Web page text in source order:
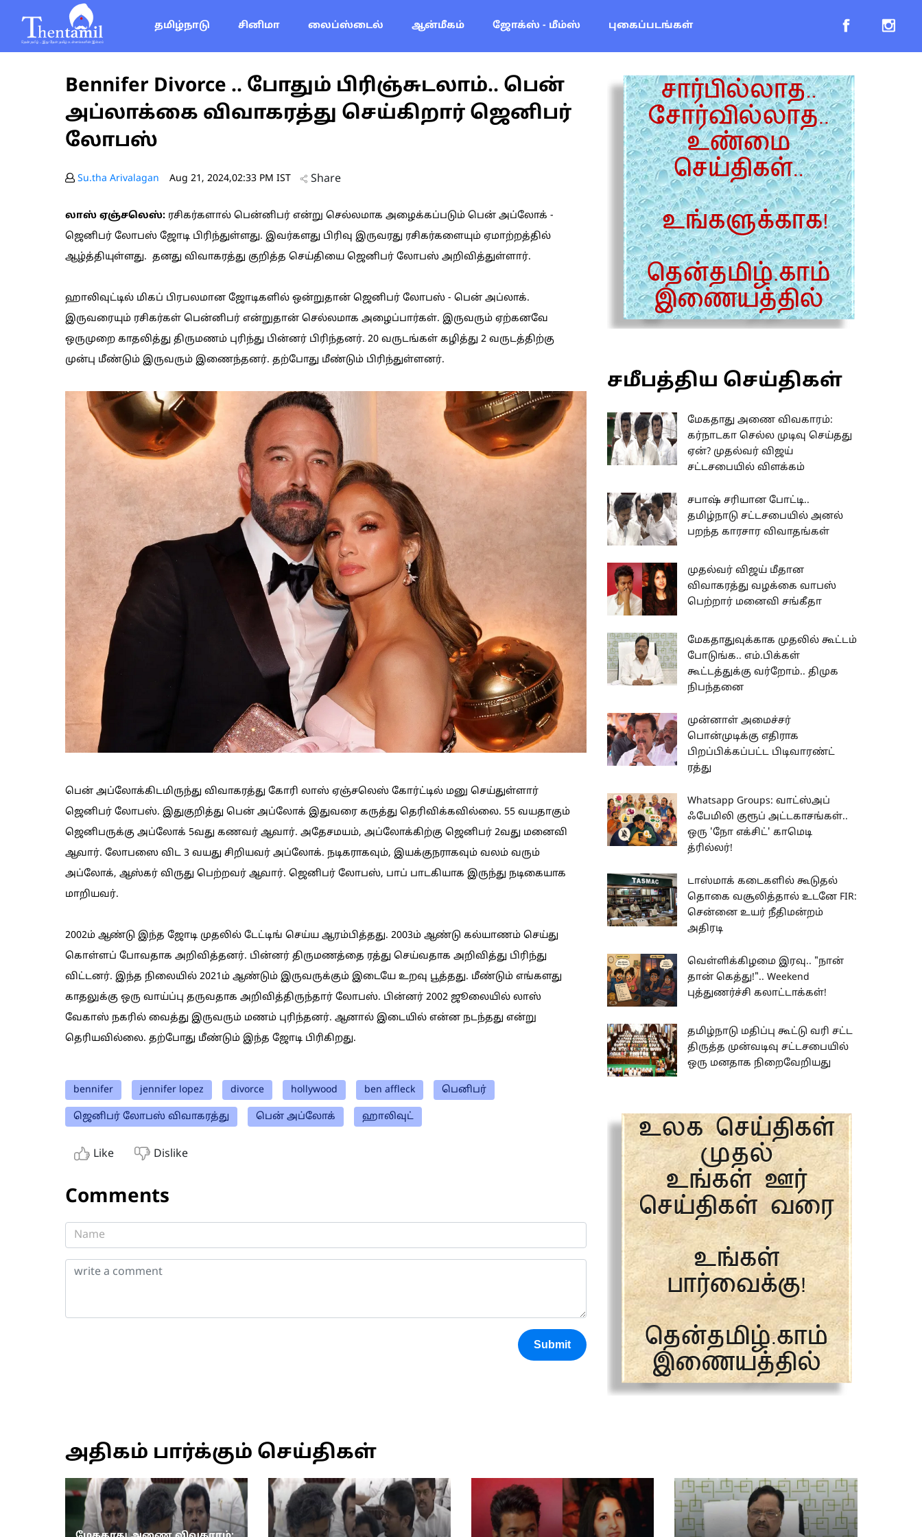
தமிழ்நாடு சினிமா லைப்ஸ்டைல் ஆன்மீகம் ஜோக்ஸ் - மீம்ஸ் புகைப்படங்கள்
Bennifer Divorce .. போதும் பிரிஞ்சுடலாம்.. பென்
அப்லாக்கை விவாகரத்து செய்கிறார் ஜெனிபர்
லோபஸ்
Su.tha Arivalagan Aug 21, 2024,02:33 PM IST Share
லாஸ் ஏஞ்சலெஸ்: ரசிகர்களால் பென்னிபர் என்று செல்லமாக அழைக்கப்படும் பென் அப்லோக் -
ஜெனிபர் லோபஸ் ஜோடி பிரிந்துள்ளது. இவர்களது பிரிவு இருவரது ரசிகர்களையும் ஏமாற்றத்தில்
ஆழ்த்தியுள்ளது. தனது விவாகரத்து குறித்த செய்தியை ஜெனிபர் லோபஸ் அறிவித்துள்ளார்.
ஹாலிவுட்டில் மிகப் பிரபலமான ஜோடிகளில் ஒன்றுதான் ஜெனிபர் லோபஸ் - பென் அப்லாக்.
இருவரையும் ரசிகர்கள் பென்னிபர் என்றுதான் செல்லமாக அழைப்பார்கள். இருவரும் ஏற்கனவே
ஒருமுறை காதலித்து திருமணம் புரிந்து பின்னர் பிரிந்தனர். 20 வருடங்கள் கழித்து 2 வருடத்திற்கு
முன்பு மீண்டும் இருவரும் இணைந்தனர். தற்போது மீண்டும் பிரிந்துள்ளனர்.
பென் அப்லோக்கிடமிருந்து விவாகரத்து கோரி லாஸ் ஏஞ்சலெஸ் கோர்ட்டில் மனு செய்துள்ளார்
ஜெனிபர் லோபஸ். இதுகுறித்து பென் அப்லோக் இதுவரை கருத்து தெரிவிக்கவில்லை. 55 வயதாகும்
ஜெனிபருக்கு அப்லோக் 5வது கணவர் ஆவார். அதேசமயம், அப்லோக்கிற்கு ஜெனிபர் 2வது மனைவி
ஆவார். லோபஸை விட 3 வயது சிறியவர் அப்லோக். நடிகராகவும், இயக்குநராகவும் வலம் வரும்
அப்லோக், ஆஸ்கர் விருது பெற்றவர் ஆவார். ஜெனிபர் லோபஸ், பாப் பாடகியாக இருந்து நடிகையாக
மாறியவர்.
2002ம் ஆண்டு இந்த ஜோடி முதலில் டேட்டிங் செய்ய ஆரம்பித்தது. 2003ம் ஆண்டு கல்யாணம் செய்து
கொள்ளப் போவதாக அறிவித்தனர். பின்னர் திருமணத்தை ரத்து செய்வதாக அறிவித்து பிரிந்து
விட்டனர். இந்த நிலையில் 2021ம் ஆண்டும் இருவருக்கும் இடையே உறவு பூத்தது. மீண்டும் எங்களது
காதலுக்கு ஒரு வாய்ப்பு தருவதாக அறிவித்திருந்தார் லோபஸ். பின்னர் 2002 ஜூலையில் லாஸ்
வேகாஸ் நகரில் வைத்து இருவரும் மணம் புரிந்தனர். ஆனால் இடையில் என்ன நடந்தது என்று
தெரியவில்லை. தற்போது மீண்டும் இந்த ஜோடி பிரிகிறது.
bennifer jennifer lopez divorce hollywood ben affleck பெனிபர்
ஜெனிபர் லோபஸ் விவாகரத்து பென் அப்லோக் ஹாலிவுட்
Like Dislike
Comments
Submit
சமீபத்திய செய்திகள்
மேகதாது அணை விவகாரம்:
கர்நாடகா செல்ல முடிவு செய்தது
ஏன்? முதல்வர் விஜய்
சட்டசபையில் விளக்கம்
சபாஷ் சரியான போட்டி..
தமிழ்நாடு சட்டசபையில் அனல்
பறந்த காரசார விவாதங்கள்
முதல்வர் விஜய் மீதான
விவாகரத்து வழக்கை வாபஸ்
பெற்றார் மனைவி சங்கீதா
மேகதாதுவுக்காக முதலில் கூட்டம்
போடுங்க.. எம்.பிக்கள்
கூட்டத்துக்கு வர்றோம்.. திமுக
நிபந்தனை
முன்னாள் அமைச்சர்
பொன்முடிக்கு எதிராக
பிறப்பிக்கப்பட்ட பிடிவாரண்ட்
ரத்து
Whatsapp Groups: வாட்ஸ்அப்
ஃபேமிலி குரூப் அட்டகாசங்கள்..
ஒரு 'நோ எக்சிட்' காமெடி
த்ரில்லர்!
டாஸ்மாக் கடைகளில் கூடுதல்
தொகை வசூலித்தால் உடனே FIR:
சென்னை உயர் நீதிமன்றம்
அதிரடி
வெள்ளிக்கிழமை இரவு.. "நான்
தான் கெத்து!".. Weekend
புத்துணர்ச்சி கலாட்டாக்கள்!
தமிழ்நாடு மதிப்பு கூட்டு வரி சட்ட
திருத்த முன்வடிவு சட்டசபையில்
ஒரு மனதாக நிறைவேறியது
அதிகம் பார்க்கும் செய்திகள்